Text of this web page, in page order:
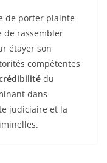
de porter plainte
de rassembler
étayer son
compétentes
du
dans
judiciaire et la